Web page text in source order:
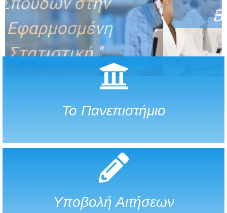
Βιοστατιστική΄΄
Το Πανεπιστήμιο
Υποβολή Αιτήσεων